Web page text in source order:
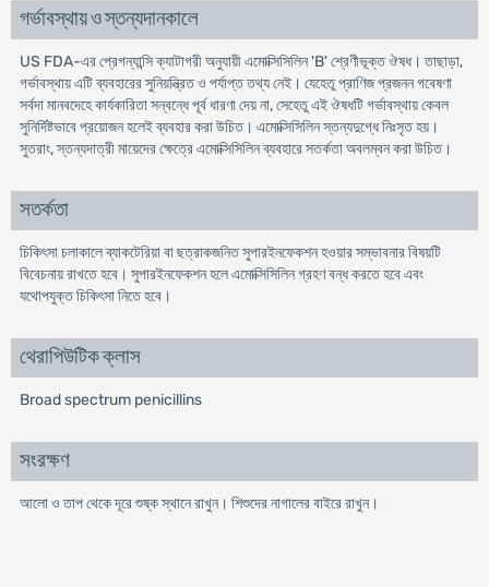
গর্ভাবস্থায় ও স্তন্যদানকালে
US FDA-এর প্রেগন্যান্সি ক্যাটাগরী অনুযায়ী এমোক্সিসিলিন 'B' শ্রেণীভূক্ত ঔষধ। তাছাড়া,
গর্ভাবস্থায় এটি ব্যবহারের সুনিয়ন্ত্রিত ও পর্যাপ্ত তথ্য নেই। যেহেতু প্রাণিজ প্রজনন গবেষণা
সর্বদা মানবদেহে কার্যকারিতা সন্বন্ধে পূর্ব ধারণা দেয় না, সেহেতু এই ঔষধটি গর্ভাবস্থায় কেবল
সুনির্দিষ্টভাবে প্রয়োজন হলেই ব্যবহার করা উচিত। এমোক্সিসিলিন স্তন্যদুগ্ধে নিঃসৃত হয়।
সুতরাং, স্তন্যদাত্রী মায়েদের ক্ষেত্রে এমোক্সিসিলিন ব্যবহারে সতর্কতা অবলম্বন করা উচিত।
সতর্কতা
চিকিৎসা চলাকালে ব্যাকটেরিয়া বা ছত্রাকজনিত সুপারইনফেকশন হওয়ার সম্ভাবনার বিষয়টি
বিবেচনায় রাখতে হবে। সুপারইনফেকশন হলে এমোক্সিসিলিন গ্রহণ বন্ধ করতে হবে এবং
যথোপযুক্ত চিকিৎসা নিতে হবে।
থেরাপিউটিক ক্লাস
Broad spectrum penicillins
সংরক্ষণ
আলো ও তাপ থেকে দূরে শুষ্ক স্থানে রাখুন। শিশুদের নাগালের বাইরে রাখুন।